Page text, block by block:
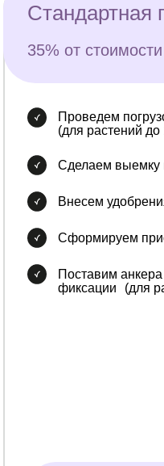
Стандартная
35% от
Проведем
(для растений
Сделаем выемку
Внесем
Поставим
фиксации (для
Сформируем